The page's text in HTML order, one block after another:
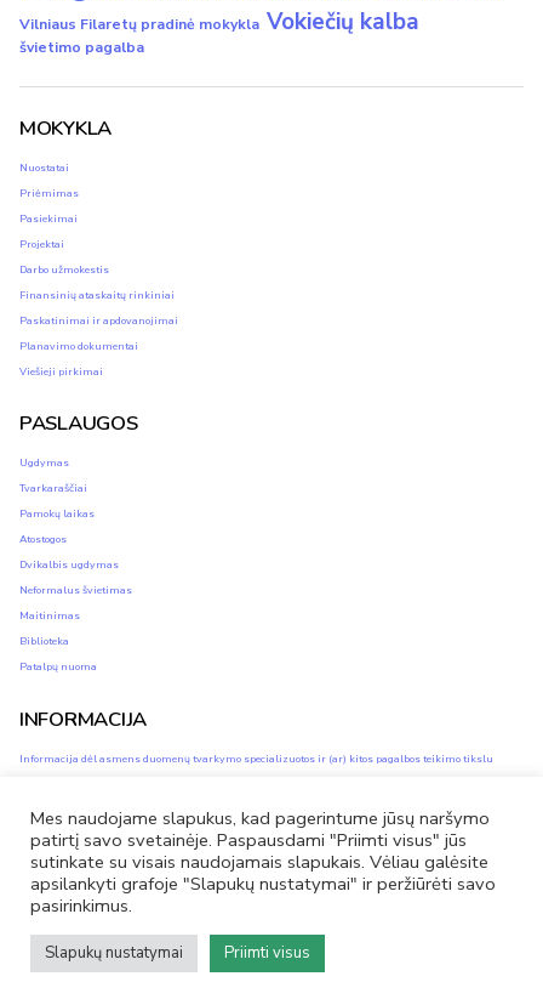
Vilniaus Filaretų pradinė mokykla Vokiečių kalba
švietimo pagalba
MOKYKLA
Nuostatai
Priėmimas
Pasiekimai
Projektai
Darbo užmokestis
Finansinių ataskaitų rinkiniai
Paskatinimai ir apdovanojimai
Planavimo dokumentai
Viešieji pirkimai
PASLAUGOS
Ugdymas
Tvarkaraščiai
Pamokų laikas
Atostogos
Dvikalbis ugdymas
Neformalus švietimas
Maitinimas
Biblioteka
Patalpų nuoma
INFORMACIJA
Informacija dėl asmens duomenų tvarkymo specializuotos ir (ar) kitos pagalbos teikimo tikslu
Privatumo ir slapukų naudojimo politika
Savivaldybės vidinis informacijos apie pažeidimus teikimo kanalas (vidinis kanalas)
Facebook
El.
paštas
Tel.
© 2026Vilniaus Filaretų pradinė mokykla
Mes naudojame slapukus, kad pagerintume jūsų naršymo
patirtį savo svetainėje. Paspausdami "Priimti visus" jūs
sutinkate su visais naudojamais slapukais. Vėliau galėsite
apsilankyti grafoje "Slapukų nustatymai" ir peržiūrėti savo
pasirinkimus.
Slapukų nustatymai Priimti visus